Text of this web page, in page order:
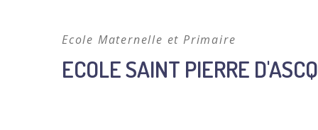
Ecole Maternelle et Primaire
ECOLE SAINT PIERRE D'ASCQ